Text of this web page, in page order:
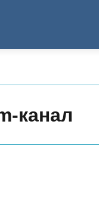
канал